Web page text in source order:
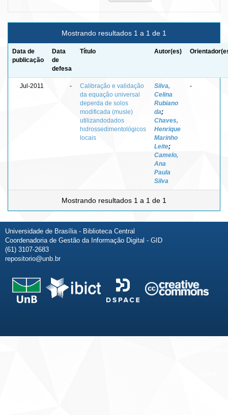
Mostrando resultados 1 a 1 de 1
Data de
publicação
Data
de
defesa
Título Autor(es)
Jul-2011 -
Calibração e validação
da equação universal
deperda de solos
modificada (musle)
utilizandodados
hidrossedimentológicos
locais
Silva,
Celina
Rubiano
da;
Chaves,
Henrique
Marinho
Leite;
Camelo,
Ana
Paula
Silva
-
Mostrando resultados 1 a 1 de 1
Universidade de Brasília - Biblioteca Central
Coordenadoria de Gestão da Informação Digital - GID
(61) 3107-2683
repositorio@unb.br